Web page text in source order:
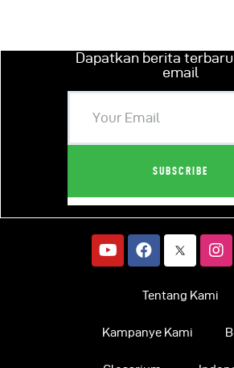
Dapatkan berita
email
Tentang Kami
Kampanye Kami